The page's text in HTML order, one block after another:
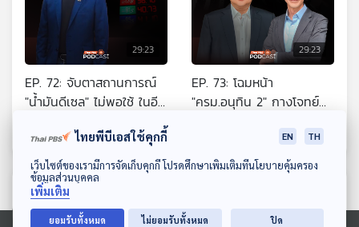
ดาวน์โหลด Thai PBS Podcast Application
29:23
EP. 72: จับตาสถานการณ์
"น้ำมันดีเซล" ไม่พอใช้ ในอีก
29:23
EP. 73: โฉมหน้า
"ครม.อนุทิน 2" กางโจทย์
ตอนที่เกี่ยวข้อง
ไทยพีบีเอสใช้คุกกี้ EN TH
เว็บไซต์ของเรามีการจัดเก็บคุกกี้ โปรดศึกษาเพิ่มเติมที่นโยบายคุ้มครอง
ข้อมูลส่วนบุคคล
เพิ่มเติม
ยอมรับทั้งหมด ไม่ยอมรับทั้งหมด ปิด